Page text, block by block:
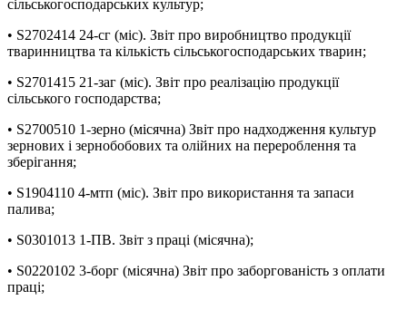
сільськогосподарських культур;
• S2702414 24-сг (міс). Звіт про виробництво продукції
тваринництва та кількість сільськогосподарських тварин;
• S2701415 21-заг (міс). Звіт про реалізацію продукції
сільського господарства;
• S2700510 1-зерно (місячна) Звіт про надходження культур
зернових і зернобобових та олійних на перероблення та
зберігання;
• S1904110 4-мтп (міс). Звіт про використання та запаси
палива;
• S0301013 1-ПВ. Звіт з праці (місячна);
• S0220102 3-борг (місячна) Звіт про заборгованість з оплати
праці;